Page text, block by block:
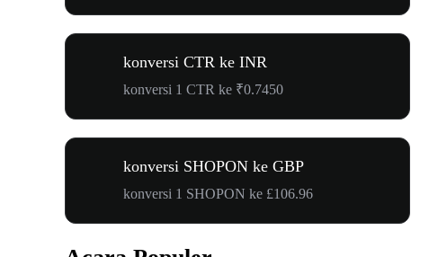
konversi CTR ke INR
konversi 1 CTR ke ₹0.7450
konversi SHOPON ke GBP
konversi 1 SHOPON ke £106.96